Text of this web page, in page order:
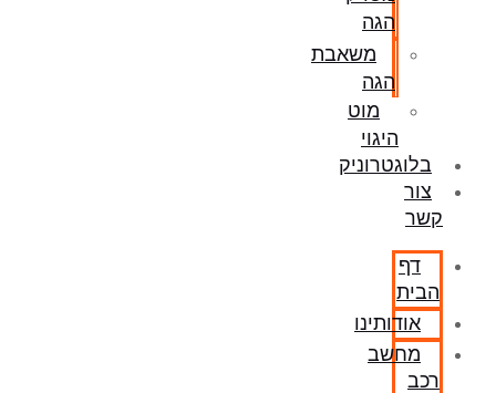
הגה
משאבת
הגה
מוט
היגוי
בלוגטרוניק
צור
קשר
דף
הבית
אודותינו
מחשב
רכב